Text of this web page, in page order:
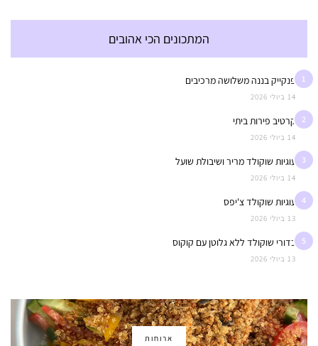
המתכונים הכי אהובים
1 פנקייק בננה משלושה מרכיבים
14 ביולי 2026
2 קרטיב פירות ביתי
14 ביולי 2026
3 עוגיות שוקולד מריר ושיבולת שועל
14 ביולי 2026
4 עוגיות שוקולד צ'יפס
13 ביולי 2026
5 כדורי שוקולד ללא גלוטן עם קוקוס
13 ביולי 2026
ארוחות